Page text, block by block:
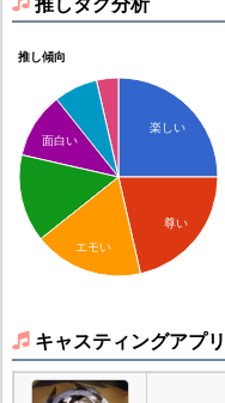
推し傾向
楽しい
尊い
面白い
エモい
キャスティングアプリ